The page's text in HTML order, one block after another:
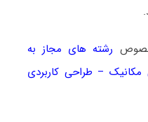
رشته های مجاز به
– طراحی کاربردی